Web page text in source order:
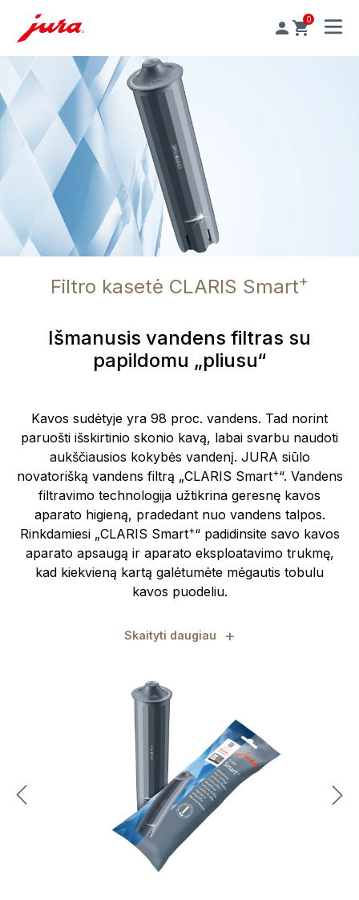
0
MENU
Filtro kasetė CLARIS Smart+
Išmanusis vandens filtras su
papildomu „pliusu“
Kavos sudėtyje yra 98 proc. vandens. Tad norint
paruošti išskirtinio skonio kavą, labai svarbu naudoti
aukščiausios kokybės vandenį. JURA siūlo
novatorišką vandens filtrą „CLARIS Smart+“. Vandens
filtravimo technologija užtikrina geresnę kavos
aparato higieną, pradedant nuo vandens talpos.
Rinkdamiesi „CLARIS Smart+“ padidinsite savo kavos
aparato apsaugą ir aparato eksploatavimo trukmę,
kad kiekvieną kartą galėtumėte mėgautis tobulu
kavos puodeliu.
Skaityti daugiau +